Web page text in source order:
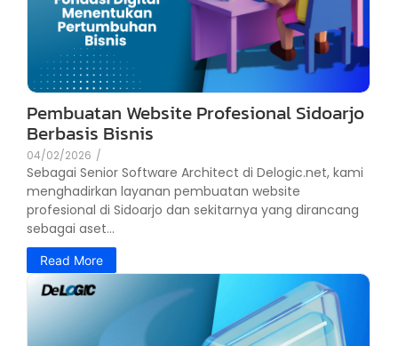
Pembuatan Website Profesional Sidoarjo
Berbasis Bisnis
04/02/2026 /
Sebagai Senior Software Architect di Delogic.net, kami
menghadirkan layanan pembuatan website
profesional di Sidoarjo dan sekitarnya yang dirancang
sebagai aset...
Read More